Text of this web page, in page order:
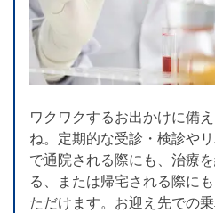
コンサートや観劇のみなら
や、ビルボードライブ東京
の方がストレス無くライブ
う体制を整えておられる会
どのような公演も、夜公演
演後の帰宅の負荷は高くな
韻を楽しみながら、リラッ
へお戻りいただけるよう、
ていただきます。
ワクワクするお出かけに備
ね。定期的な受診・検診や
で通院される際にも、治療
る、または帰宅される際に
ただけます。お迎え先での